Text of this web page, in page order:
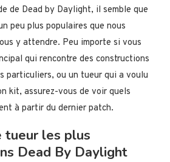
de Dead by Daylight, il semble que
peu plus populaires que nous
y attendre. Peu importe si vous
qui rencontre des constructions
particuliers, ou un tueur qui a voulu
kit, assurez-vous de voir quels
à partir du dernier patch.
tueur les plus
Dead By Daylight